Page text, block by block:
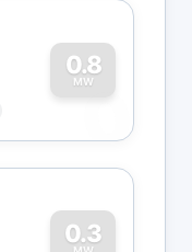
0.8
MW
0
0.3